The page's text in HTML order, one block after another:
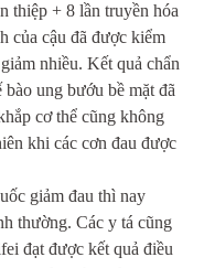
thiệp + 8 lần truyền hóa
của cậu đã được kiểm
nhiều. Kết quả chẩn
bào ung bướu bề mặt đã
cơ thể cũng không
khi các cơn đau được
giảm đau thì nay
thường. Các y tá cũng
đạt được kết quả điều